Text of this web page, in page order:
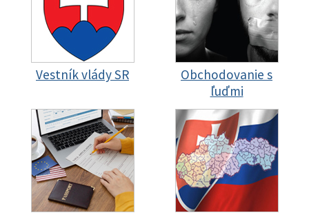
Vestník vlády SR
Obchodovanie s
ľuďmi